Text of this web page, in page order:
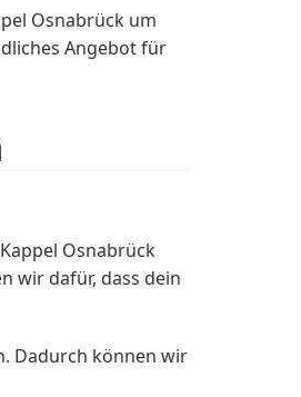
Osnabrück um
Angebot für
Osnabrück
wir dafür, dass dein
Dadurch können wir